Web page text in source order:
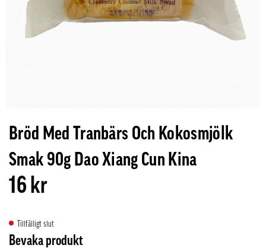
Bröd Med Tranbärs Och Kokosmjölk
Smak 90g Dao Xiang Cun Kina
16 kr
Tillfälligt slut
Bevaka produkt